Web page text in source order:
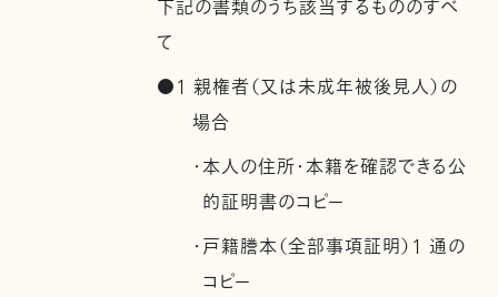
下記の書類のうち該当するもののすべ
て
●1 親権者（又は未成年被後見人）の
場合
・本人の住所・本籍を確認できる公
的証明書のコピー
・戸籍謄本（全部事項証明）1 通の
コピー